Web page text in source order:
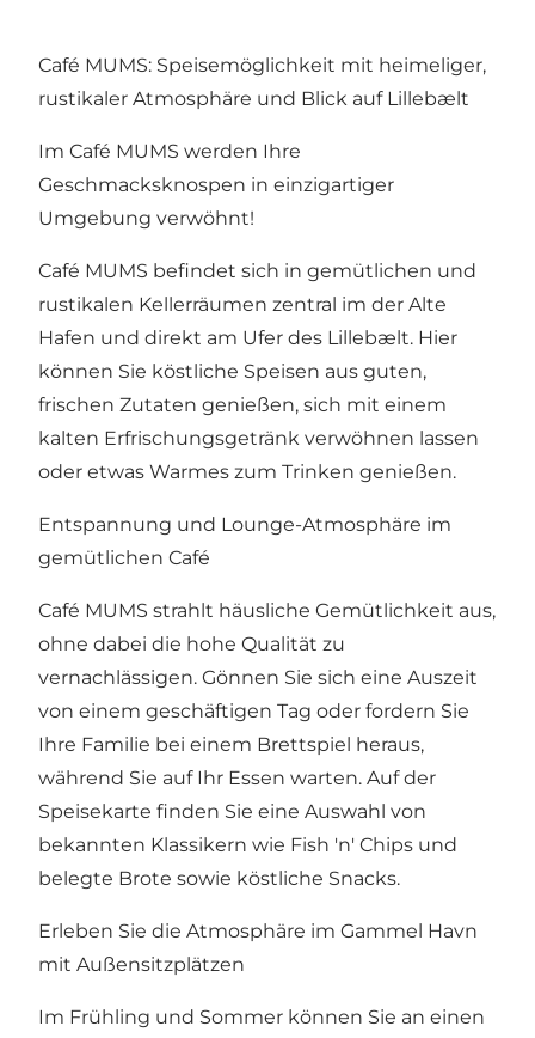
Café MUMS: Speisemöglichkeit mit heimeliger,
rustikaler Atmosphäre und Blick auf Lillebælt
Im Café MUMS werden Ihre
Geschmacksknospen in einzigartiger
Umgebung verwöhnt!
Café MUMS befindet sich in gemütlichen und
rustikalen Kellerräumen zentral im der Alte
Hafen und direkt am Ufer des Lillebælt. Hier
können Sie köstliche Speisen aus guten,
frischen Zutaten genießen, sich mit einem
kalten Erfrischungsgetränk verwöhnen lassen
oder etwas Warmes zum Trinken genießen.
Entspannung und Lounge-Atmosphäre im
gemütlichen Café
Café MUMS strahlt häusliche Gemütlichkeit aus,
ohne dabei die hohe Qualität zu
vernachlässigen. Gönnen Sie sich eine Auszeit
von einem geschäftigen Tag oder fordern Sie
Ihre Familie bei einem Brettspiel heraus,
während Sie auf Ihr Essen warten. Auf der
Speisekarte finden Sie eine Auswahl von
bekannten Klassikern wie Fish 'n' Chips und
belegte Brote sowie köstliche Snacks.
Erleben Sie die Atmosphäre im Gammel Havn
mit Außensitzplätzen
Im Frühling und Sommer können Sie an einen